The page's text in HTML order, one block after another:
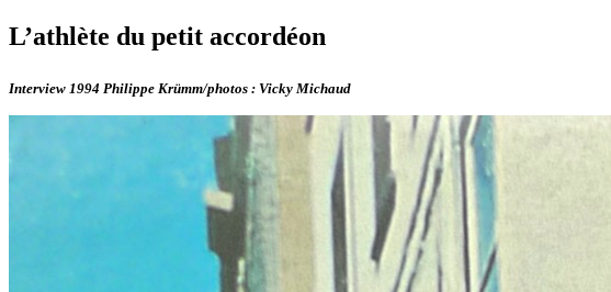
L’athlète du petit accordéon
Interview 1994 Philippe Krümm/photos : Vicky Michaud